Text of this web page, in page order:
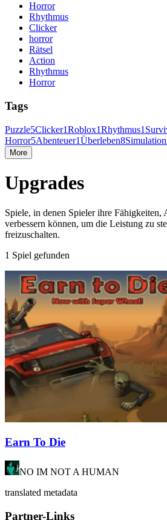
Horror
Rhythmus
Clicker
horror
Rätsel
Action
Rhythmus
Horror
Tags
Puzzle5Clicker1Roblox1Rhythmus1
Horror5Abenteuer1Überleben8Simulation
More
Upgrades
Spiele, in denen Spieler ihre Fähigkeiten,
verbessern können, um die Leistung zu
freizuschalten.
1 Spiel gefunden
Earn To Die
NO IM NOT A HUMAN
translated metadata
Partner-Links